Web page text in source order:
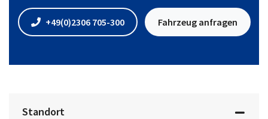
+49(0)2306 705-300 Fahrzeug anfragen
Standort